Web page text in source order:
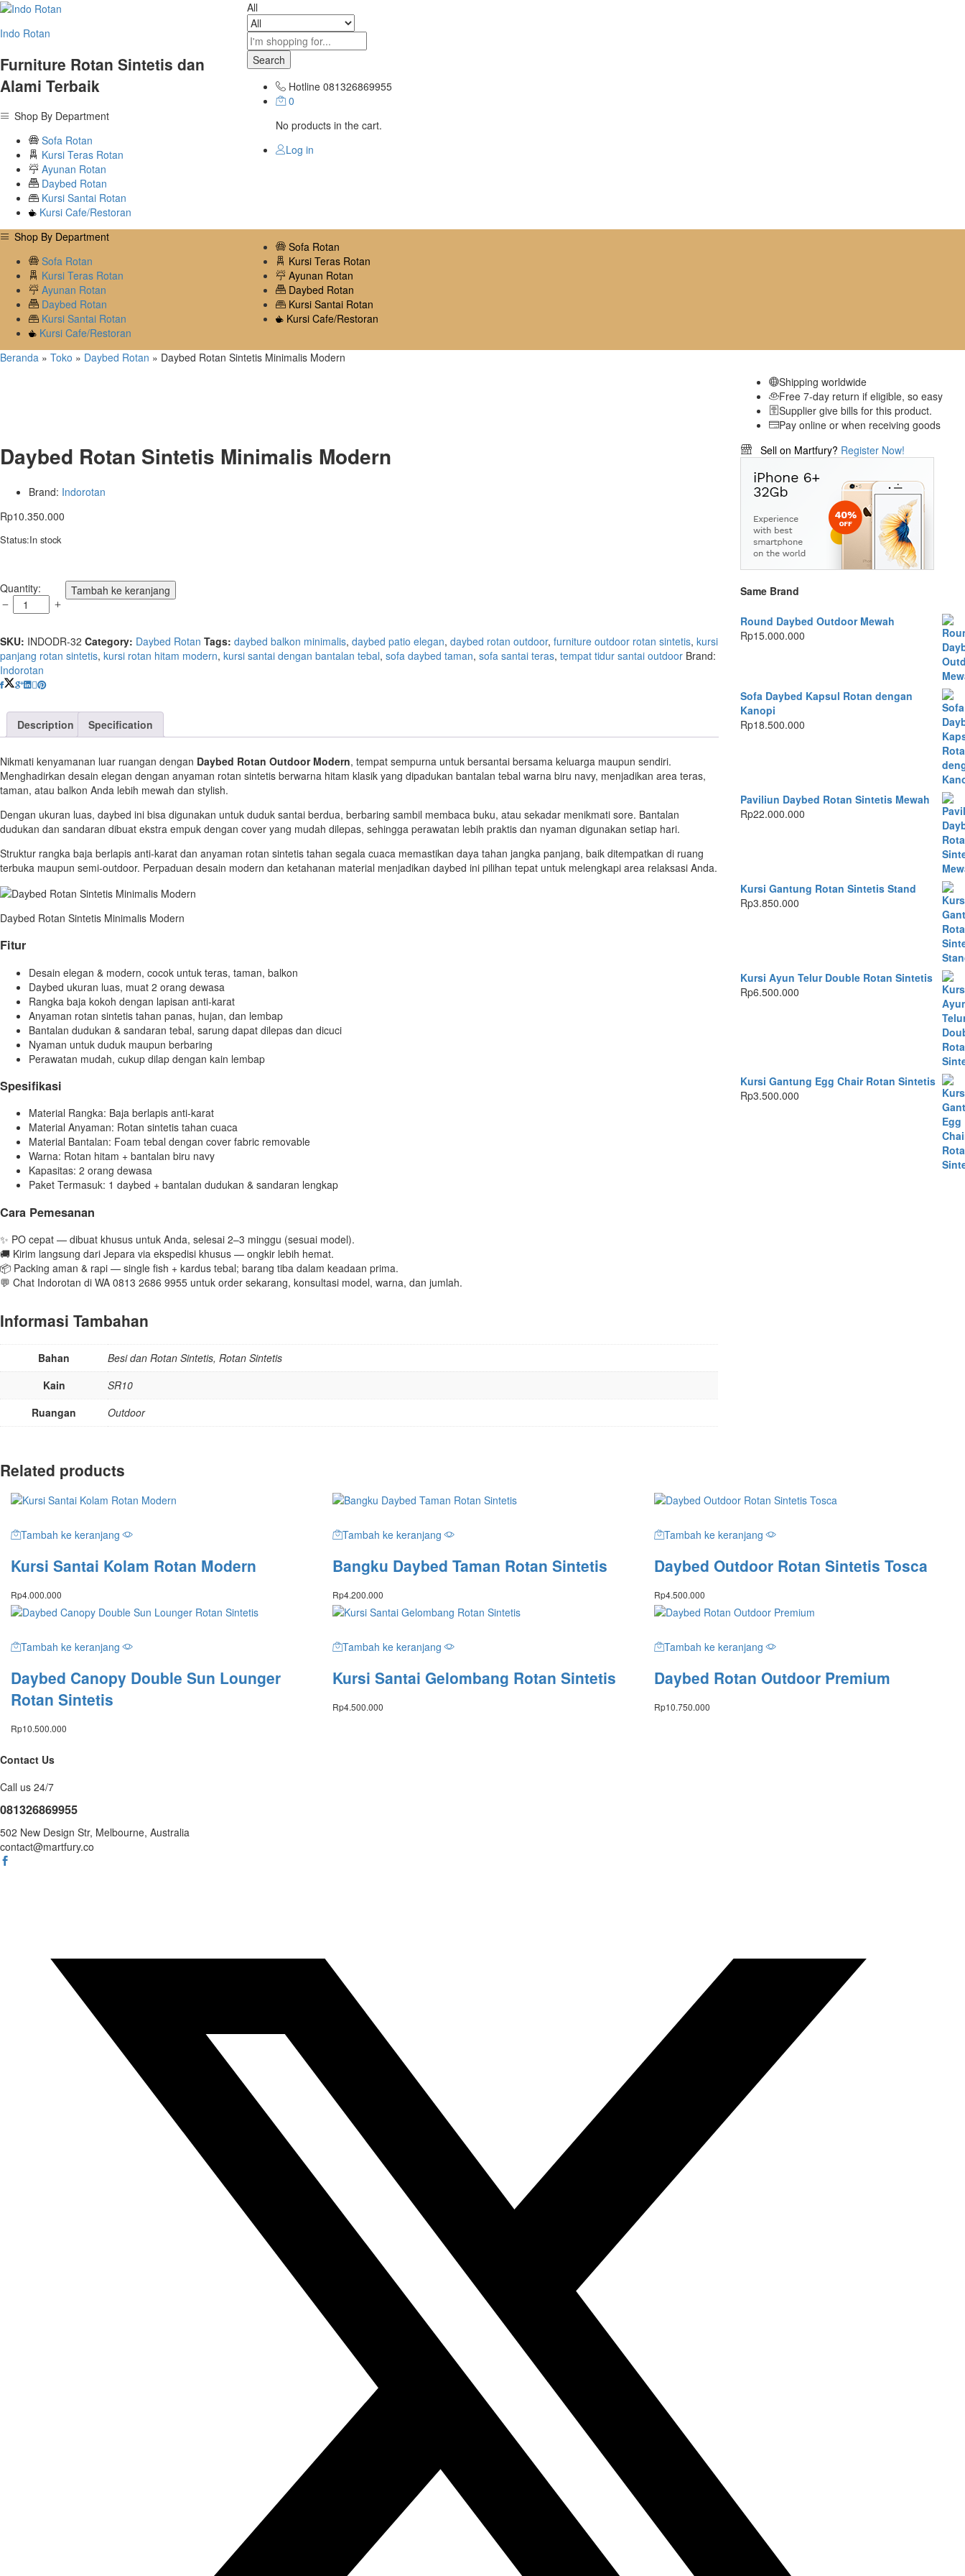
Indo Rotan
Furniture Rotan Sintetis dan
Alami Terbaik
Shop By Department
Sofa Rotan
Kursi Teras Rotan
Ayunan Rotan
Daybed Rotan
Kursi Santai Rotan
Kursi Cafe/Restoran
All
Search
Hotline 081326869955
0
No products in the cart.
Log in
Shop By Department
Sofa Rotan
Kursi Teras Rotan
Ayunan Rotan
Daybed Rotan
Kursi Santai Rotan
Kursi Cafe/Restoran
Sofa Rotan
Kursi Teras Rotan
Ayunan Rotan
Daybed Rotan
Kursi Santai Rotan
Kursi Cafe/Restoran
Beranda » Toko » Daybed Rotan » Daybed Rotan Sintetis Minimalis Modern
Daybed Rotan Sintetis Minimalis Modern
Brand: Indorotan
Rp10.350.000
Status:In stock
Daybed
Rotan
Sintetis
Modern
quantity
Quantity: Tambah ke keranjang
SKU: INDODR-32 Category: Daybed Rotan Tags: daybed balkon minimalis, daybed patio elegan, daybed rotan outdoor, furniture outdoor rotan sintetis, kursi
panjang rotan sintetis, kursi rotan hitam modern, kursi santai dengan bantalan tebal, sofa daybed taman, sofa santai teras, tempat tidur santai outdoor Brand:
Indorotan
Description Specification
Nikmati kenyamanan luar ruangan dengan Daybed Rotan Outdoor Modern, tempat sempurna untuk bersantai bersama keluarga maupun sendiri.
Menghadirkan desain elegan dengan anyaman rotan sintetis berwarna hitam klasik yang dipadukan bantalan tebal warna biru navy, menjadikan area teras,
taman, atau balkon Anda lebih mewah dan stylish.
Dengan ukuran luas, daybed ini bisa digunakan untuk duduk santai berdua, berbaring sambil membaca buku, atau sekadar menikmati sore. Bantalan
dudukan dan sandaran dibuat ekstra empuk dengan cover yang mudah dilepas, sehingga perawatan lebih praktis dan nyaman digunakan setiap hari.
Struktur rangka baja berlapis anti-karat dan anyaman rotan sintetis tahan segala cuaca memastikan daya tahan jangka panjang, baik ditempatkan di ruang
terbuka maupun semi-outdoor. Perpaduan desain modern dan ketahanan material menjadikan daybed ini pilihan tepat untuk melengkapi area relaksasi Anda.
Daybed Rotan Sintetis Minimalis Modern
Fitur
Desain elegan & modern, cocok untuk teras, taman, balkon
Daybed ukuran luas, muat 2 orang dewasa
Rangka baja kokoh dengan lapisan anti-karat
Anyaman rotan sintetis tahan panas, hujan, dan lembap
Bantalan dudukan & sandaran tebal, sarung dapat dilepas dan dicuci
Nyaman untuk duduk maupun berbaring
Perawatan mudah, cukup dilap dengan kain lembap
Spesifikasi
Material Rangka: Baja berlapis anti-karat
Material Anyaman: Rotan sintetis tahan cuaca
Material Bantalan: Foam tebal dengan cover fabric removable
Warna: Rotan hitam + bantalan biru navy
Kapasitas: 2 orang dewasa
Paket Termasuk: 1 daybed + bantalan dudukan & sandaran lengkap
Cara Pemesanan
✨ PO cepat — dibuat khusus untuk Anda, selesai 2–3 minggu (sesuai model).
🚚 Kirim langsung dari Jepara via ekspedisi khusus — ongkir lebih hemat.
📦 Packing aman & rapi — single fish + kardus tebal; barang tiba dalam keadaan prima.
💬 Chat Indorotan di WA 0813 2686 9955 untuk order sekarang, konsultasi model, warna, dan jumlah.
Informasi Tambahan
Bahan
Besi dan Rotan Sintetis, Rotan Sintetis
Kain
SR10
Ruangan
Outdoor
Shipping worldwide
Free 7-day return if eligible, so easy
Supplier give bills for this product.
Pay online or when receiving goods
Sell on Martfury? Register Now!
Same Brand
Round Daybed Outdoor Mewah
Rp15.000.000
Sofa Daybed Kapsul Rotan dengan
Kanopi
Rp18.500.000
Paviliun Daybed Rotan Sintetis Mewah
Rp22.000.000
Kursi Gantung Rotan Sintetis Stand
Rp3.850.000
Kursi Ayun Telur Double Rotan Sintetis
Rp6.500.000
Kursi Gantung Egg Chair Rotan Sintetis
Rp3.500.000
Related products
Tambah ke keranjang
Kursi Santai Kolam Rotan Modern
Rp4.000.000
Tambah ke keranjang
Bangku Daybed Taman Rotan Sintetis
Rp4.200.000
Tambah ke keranjang
Daybed Outdoor Rotan Sintetis Tosca
Rp4.500.000
Tambah ke keranjang
Daybed Canopy Double Sun Lounger
Rotan Sintetis
Rp10.500.000
Tambah ke keranjang
Kursi Santai Gelombang Rotan Sintetis
Rp4.500.000
Tambah ke keranjang
Daybed Rotan Outdoor Premium
Rp10.750.000
Contact Us
Call us 24/7
081326869955
502 New Design Str, Melbourne, Australia
contact@martfury.co